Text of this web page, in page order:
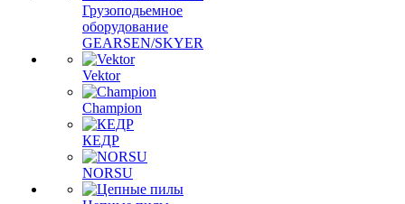
Грузоподьемное
оборудование
GEARSEN/SKYER
Vektor
Champion
КЕДР
NORSU